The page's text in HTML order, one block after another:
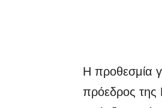
Η προθεσμία
πρόεδρος της